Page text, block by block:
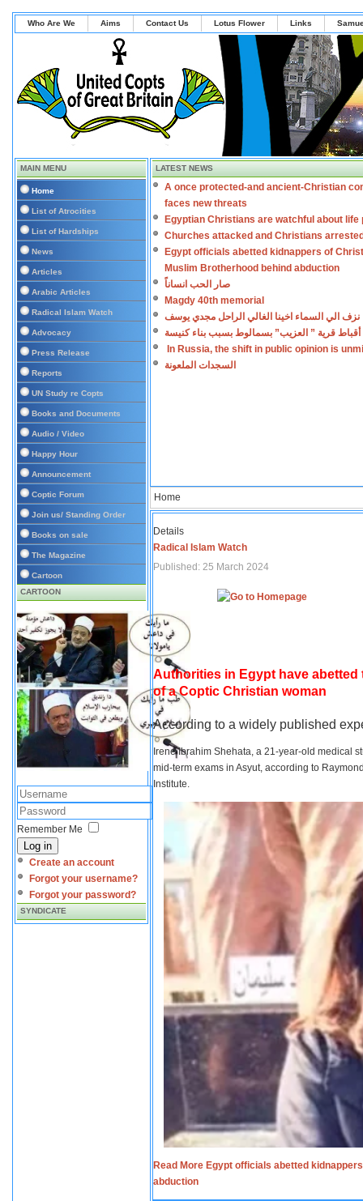
Who Are We Aims Contact Us Lotus Flower Links
MAIN MENU
Home
List of Atrocities
List of Hardships
News
Articles
Arabic Articles
Radical Islam Watch
Advocacy
Press Release
Reports
UN Study re Copts
Books and Documents
Audio / Video
Happy Hour
Announcement
Coptic Forum
Join us/ Standing Order
Books on sale
The Magazine
Cartoon
CARTOON
Remember Me
Log in
Create an account
Forgot your username?
Forgot your password?
SYNDICATE
LATEST NEWS
A once protected-and ancient-Christian
faces new threats
Egyptian Christians are watchful about life
Churches attacked and Christians
Egypt officials abetted kidnappers of
Muslim Brotherhood behind abduction
صار الحب انساناً
Magdy 40th memorial
نزف الي السماء اخينا الغالي الراحل مجدي يوسف
أقباط قرية ” العزيب” بسمالوط بسبب بناء كنيسة
In Russia, the shift in public opinion is
السجدات الملعونة
Home
Details
Radical Islam Watch
Published: 25 March 2024
Authorities in Egypt have
of a Coptic Christian woman
According to a widely published
Irene Ibrahim Shehata, a 21-year-old medical
mid-term exams in Asyut, according to
Institute.
Read More Egypt officials abetted
abduction